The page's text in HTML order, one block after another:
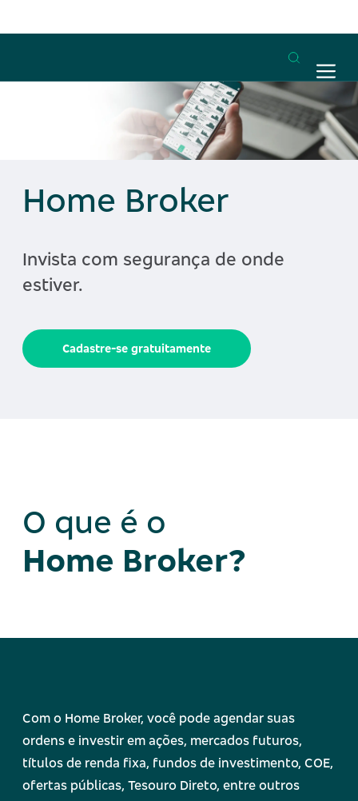
Home Broker
Invista com segurança de onde
estiver.
Cadastre-se gratuitamente
O que é o
Home Broker?
Com o Home Broker, você pode agendar suas
ordens e investir em ações, mercados futuros,
títulos de renda fixa, fundos de investimento, COE,
ofertas públicas, Tesouro Direto, entre outros